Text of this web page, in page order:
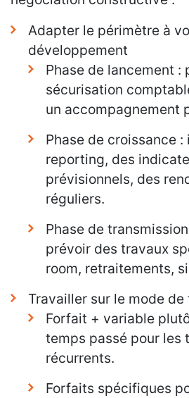
Adapter le périmètre à
développement
Phase de lancement :
sécurisation
un accompagnement
Phase de croissance
reporting, des
prévisionnels, des
réguliers.
Phase de
prévoir des travaux
room, retraitements,
Travailler sur le mode
Forfait + variable
temps passé pour les
récurrents.
Forfaits spécifiques